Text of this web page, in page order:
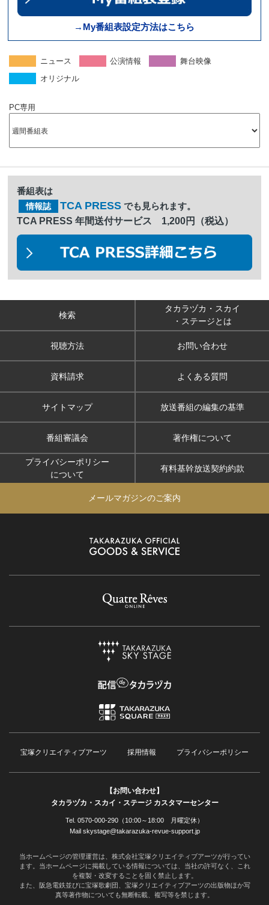
→My番組表設定方法はこちら
ニュース 公演情報
舞台映像
オリジナル
PC専用
番組表は
情報誌 TCA PRESS でも見られます。
TCA PRESS 年間送付サービス 1,200円（税込）
検索
タカラヅカ・スカイ
・ステージとは
視聴方法 お問い合わせ
資料請求 よくある質問
サイトマップ 放送番組の編集の基準
番組審議会 著作権について
プライバシーポリシー
について
有料基幹放送契約約款
メールマガジンのご案内
宝塚クリエイティブアーツ 採用情報 プライバシーポリシー
【お問い合わせ】
タカラヅカ・スカイ・ステージ カスタマーセンター
Tel. 0570-000-290（10:00～18:00 月曜定休）
Mail skystage@takarazuka-revue-support.jp
当ホームページの管理運営は、株式会社宝塚クリエイティブアーツが行ってい
ます。当ホームページに掲載している情報については、当社の許可なく、これ
を複製・改変することを固く禁止します。
また、阪急電鉄並びに宝塚歌劇団、宝塚クリエイティブアーツの出版物ほか写
真等著作物についても無断転載、複写等を禁じます。